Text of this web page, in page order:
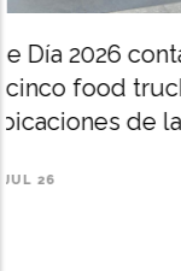
Hostelería
firman el
siglo para